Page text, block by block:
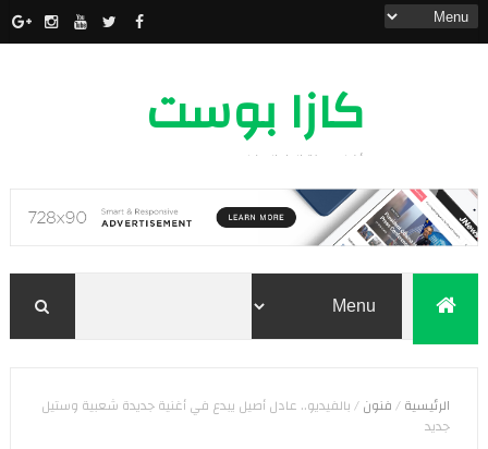
كازا بوست
أخبار مدينة الدار البيضاء
الرئيسية/فنون/بالفيديو.. عادل أصيل يبدع في أغنية جديدة شعبية وستيل
جديد